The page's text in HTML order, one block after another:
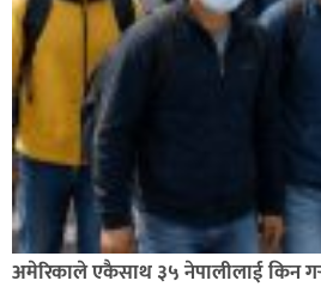
अमेरिकाले एकैसाथ ३५ नेपालीलाई किन